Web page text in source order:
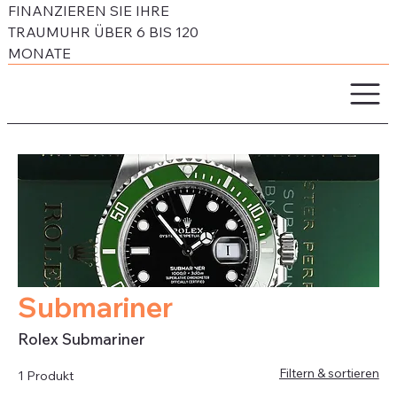
FINANZIEREN SIE IHRE
TRAUMUHR ÜBER 6 BIS 120
MONATE
Submariner
Rolex Submariner
1 Produkt Filtern & sortieren